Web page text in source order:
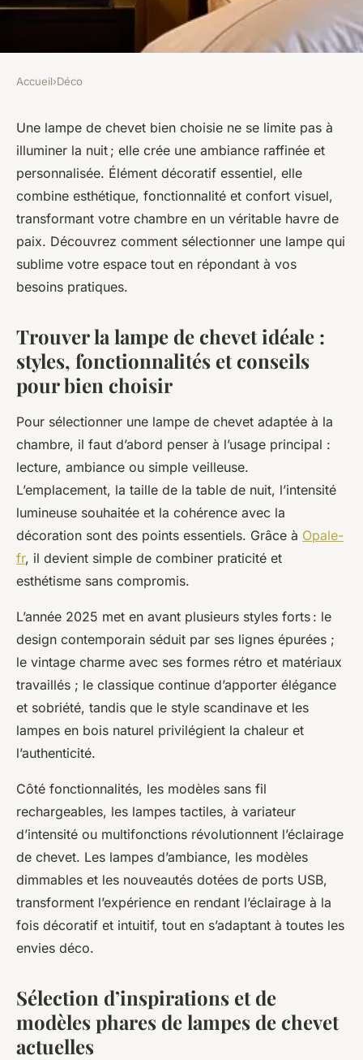
Lampe de chevet : l'éclairage
élégant qui transforme votre
chambre
Léana•24 juillet 2025 •4 min de lecture
Accueil›Déco
Une lampe de chevet bien choisie ne se limite pas à
illuminer la nuit ; elle crée une ambiance raffinée et
personnalisée. Élément décoratif essentiel, elle
combine esthétique, fonctionnalité et confort visuel,
transformant votre chambre en un véritable havre de
paix. Découvrez comment sélectionner une lampe qui
sublime votre espace tout en répondant à vos
besoins pratiques.
Trouver la lampe de chevet idéale :
styles, fonctionnalités et conseils
pour bien choisir
Pour sélectionner une lampe de chevet adaptée à la
chambre, il faut d’abord penser à l’usage principal :
lecture, ambiance ou simple veilleuse.
L’emplacement, la taille de la table de nuit, l’intensité
lumineuse souhaitée et la cohérence avec la
décoration sont des points essentiels. Grâce à Opale-
fr, il devient simple de combiner praticité et
esthétisme sans compromis.
L’année 2025 met en avant plusieurs styles forts : le
design contemporain séduit par ses lignes épurées ;
le vintage charme avec ses formes rétro et matériaux
travaillés ; le classique continue d’apporter élégance
et sobriété, tandis que le style scandinave et les
lampes en bois naturel privilégient la chaleur et
l’authenticité.
Côté fonctionnalités, les modèles sans fil
rechargeables, les lampes tactiles, à variateur
d’intensité ou multifonctions révolutionnent l’éclairage
de chevet. Les lampes d’ambiance, les modèles
dimmables et les nouveautés dotées de ports USB,
transforment l’expérience en rendant l’éclairage à la
fois décoratif et intuitif, tout en s’adaptant à toutes les
envies déco.
Sélection d’inspirations et de
modèles phares de lampes de chevet
actuelles